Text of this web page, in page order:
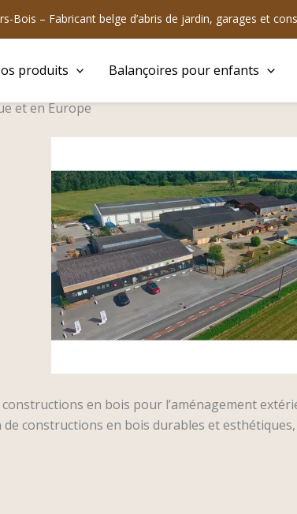
Bois – Fabricant belge d’abris de jardin, garages et
produits Balançoires pour enfants
et en Europe
en bois pour l’aménagement
de constructions en bois durables et